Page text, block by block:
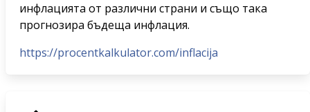
инфлацията от различни страни и също така
прогнозира бъдеща инфлация.
https://procentkalkulator.com/inflacija